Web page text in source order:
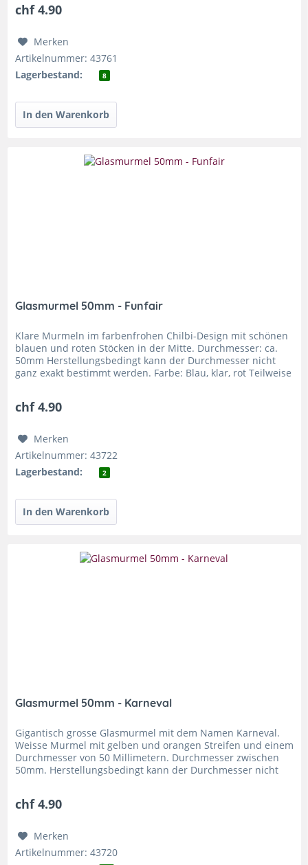
chf 4.90
Merken
Artikelnummer: 43761
Lagerbestand:
8
Glasmurmel 50mm - Funfair
Klare Murmeln im farbenfrohen Chilbi-Design mit schönen
blauen und roten Stöcken in der Mitte. Durchmesser: ca.
50mm Herstellungsbedingt kann der Durchmesser nicht
ganz exakt bestimmt werden. Farbe: Blau, klar, rot Teilweise
chf 4.90
Merken
Artikelnummer: 43722
Lagerbestand:
2
Glasmurmel 50mm - Karneval
Gigantisch grosse Glasmurmel mit dem Namen Karneval.
Weisse Murmel mit gelben und orangen Streifen und einem
Durchmesser von 50 Millimetern. Durchmesser zwischen
50mm. Herstellungsbedingt kann der Durchmesser nicht
chf 4.90
Merken
Artikelnummer: 43720